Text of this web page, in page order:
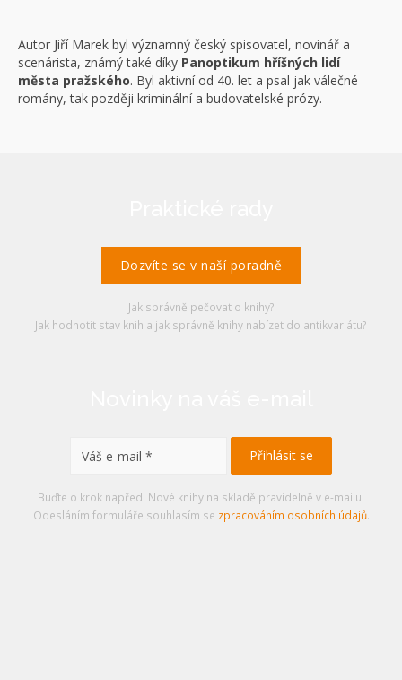
Autor Jiří Marek byl významný český spisovatel, novinář a
scenárista, známý také díky Panoptikum hříšných lidí
města pražského. Byl aktivní od 40. let a psal jak válečné
romány, tak později kriminální a budovatelské prózy.
Dozvíte se v naší poradně
Jak správně pečovat o knihy?
Jak hodnotit stav knih a jak správně knihy nabízet do antikvariátu?
Buďte o krok napřed! Nové knihy na skladě pravidelně v e-mailu.
Odesláním formuláře souhlasím se zpracováním osobních údajů.